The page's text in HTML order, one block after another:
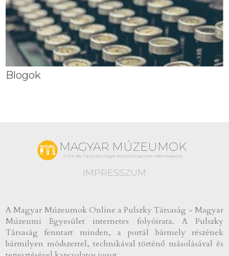
Blogok
MAGYAR MÚZEUMOK
A Pulszky Társaság-Magyar Múzeumi Egyesület online magazinja
IMPRESSZUM
A Magyar Múzeumok Online a Pulszky Társaság - Magyar
Múzeumi Egyesület internetes folyóirata. A Pulszky
Társaság fenntart minden, a portál bármely részének
bármilyen módszerrel, technikával történő másolásával és